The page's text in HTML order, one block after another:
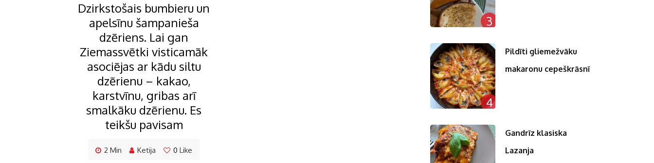
Dzirkstošais bumbieru un
apelsīnu šampanieša
dzēriens. Lai gan
Ziemassvētki visticamāk
asociējas ar kādu siltu
dzērienu – kakao,
karstvīnu, gribas arī
smalkāku dzērienu. Es
teikšu pavisam
2 Min Ketija 0 Like
3
4
Pildīti gliemežvāku
makaronu cepeškrāsnī
Gandrīz klasiska
Lazanja